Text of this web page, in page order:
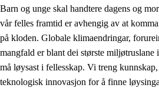
1.1 Menneskeverdet
1.2 Identitet og kulturelt mangfald
1.3 Kritisk tenking og etisk
1.4 Skaparglede, engasjement og
Barn og unge skal handtere dagens og
vår felles framtid er avhengig av at
på kloden. Globale klimaendringar,
mangfald er blant dei største miljøtruslane
må løysast i fellesskap. Vi treng
teknologisk innovasjon for å finne